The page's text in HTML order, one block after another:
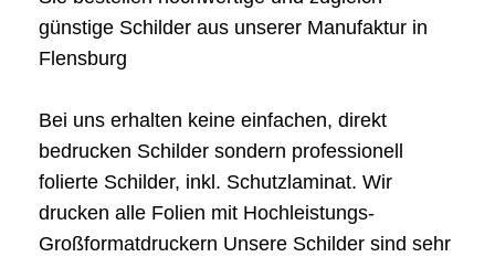
günstige Schilder aus unserer Manufaktur in
Flensburg
Bei uns erhalten keine einfachen, direkt
bedrucken Schilder sondern professionell
folierte Schilder, inkl. Schutzlaminat. Wir
drucken alle Folien mit Hochleistungs-
Großformatdruckern Unsere Schilder sind sehr